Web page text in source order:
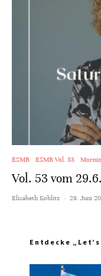
ESMR ESMR Vol. 53
Vol. 53 vom
Elisabeth Koblitz · 29. Juni
Entdecke